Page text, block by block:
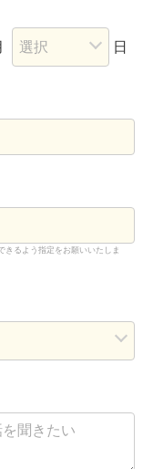
日
るよう指定をお願いいたしま